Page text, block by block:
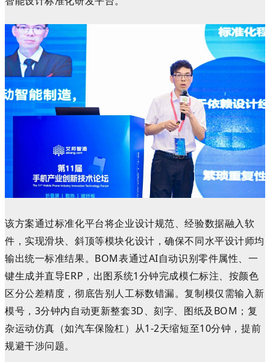
该方案通过标准化平台将企业设计规范、经验数据融入软
件，实现滑块、斜顶等模块化设计 ，确保不同水平设计师均
输出统一标准结果。BOM表通过AI自动识别零件属性、一
键生成并直导ERP，出图系统1分钟完成模仁标注、按颜色
区分公差精度，彻底告别人工标数错漏。复制模仅需输入新
模号，3分钟内自动更新整套3D、刻字、图纸及BOM；复
杂运动仿真（如汽车保险杠）从1-2天缩短至10分钟，提前
规避干涉问题。